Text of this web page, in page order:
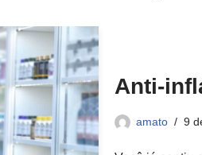
Anti-
amato 9